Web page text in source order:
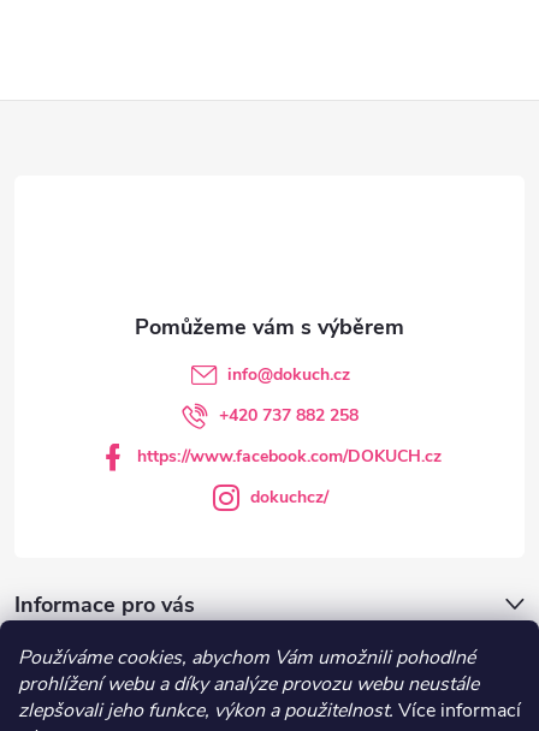
Používáme cookies, abychom Vám umožnili pohodlné
prohlížení webu a díky analýze provozu webu neustále
zlepšovali jeho funkce, výkon a použitelnost. Více informací
Informace pro vás
DOKUCH.cz
info@dokuch.cz
+420 737 882 258
https://www.facebook.com/DOKUCH.cz
dokuchcz/